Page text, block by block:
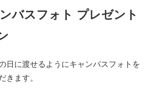
バスフォト プレゼント
日に渡せるようにキャンバスフォトを
きます。